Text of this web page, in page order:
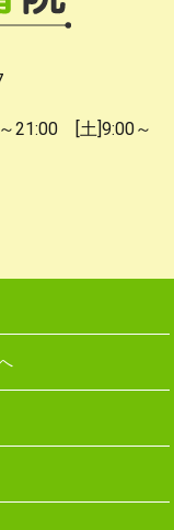
21:00 [土]9:00～